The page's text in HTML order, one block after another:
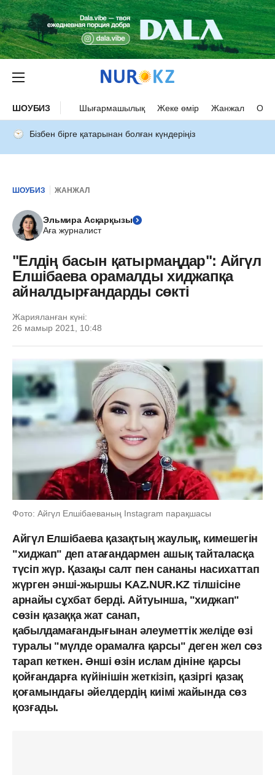
ШОУБИЗ Шығармашылық Жеке өмір Жанжал
Бізбен бірге қатарынан болған күндеріңіз
ШОУБИЗ ЖАНЖАЛ
Эльмира Асқарқызы
Аға журналист
"Елдің басын қатырмаңдар": Айгүл
Елшібаева орамалды хиджапқа
айналдырғандарды сөкті
Жарияланған күні:
26 мамыр 2021, 10:48
Фото: Айгүл Елшібаеваның Instagram парақшасы
Айгүл Елшібаева қазақтың жаулық, кимешегін
"хиджап" деп атағандармен ашық тайталасқа
түсіп жүр. Қазақы салт пен сананы насихаттап
жүрген әнші-жыршы KAZ.NUR.KZ тілшісіне
арнайы сұхбат берді. Айтуынша, "хиджап"
сөзін қазаққа жат санап,
қабылдамағандығынан әлеуметтік желіде өзі
туралы "мүлде орамалға қарсы" деген жел сөз
тарап кеткен. Әнші өзін ислам дініне қарсы
қойғандарға күйінішін жеткізіп, қазіргі қазақ
қоғамындағы әйелдердің киімі жайында сөз
қозғады.